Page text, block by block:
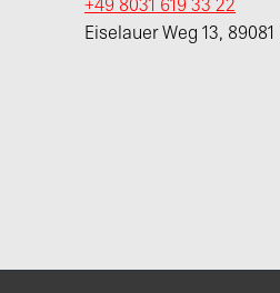
+49 8031 619 33 22
Eiselauer Weg 13, 89081